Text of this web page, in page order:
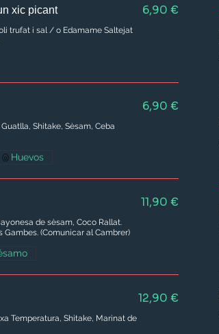
trufat o un xic picant
trufat i sal / o Edamame Saltejat
6,90 €
Shitake, Sèsam, Ceba
6,90 €
Huevos
de sèsam, Coco Rallat.
Gambes. (Comunicar al Cambrer)
11,90 €
Temperatura, Shitake, Marinat de
12,90 €